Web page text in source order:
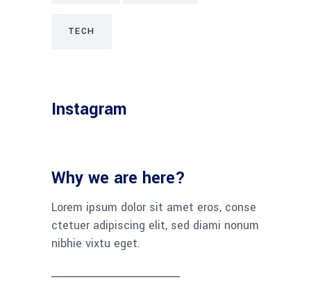
TECH
Instagram
Why we are here?
Lorem ipsum dolor sit amet eros, conse
ctetuer adipiscing elit, sed diami nonum
nibhie vixtu eget.